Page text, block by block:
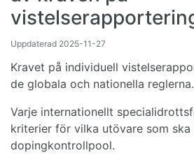
Uppdaterad 2025-11-27
Kravet på individuell
de globala och nationella reglerna.
Varje internationellt
kriterier för vilka utövare som
dopingkontrollpool.